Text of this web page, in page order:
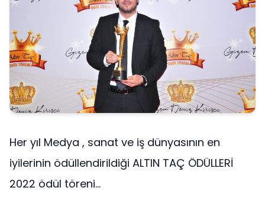
Her yıl Medya , sanat ve iş dünyasının en
iyilerinin ödüllendirildiği ALTIN TAÇ ÖDÜLLERİ
2022 ödül töreni...